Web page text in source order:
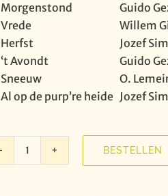
Morgenstond
Guido
Vrede
Willem
Herfst
Jozef
‘t Avondt
Guido
Sneeuw
O.
Al op de purp’re heide Jozef
Ik
BESTELLEN